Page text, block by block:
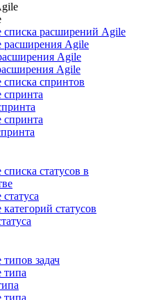
списка расширений Agile
расширения Agile
Agile
Agile
спринтов
спринта
спринта
статусов в
статусов
задач
типа